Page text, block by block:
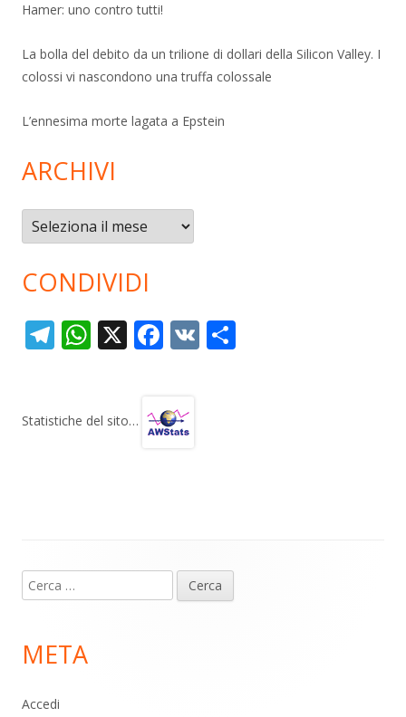
Hamer: uno contro tutti!
La bolla del debito da un trilione di dollari della Silicon Valley. I
colossi vi nascondono una truffa colossale
L’ennesima morte lagata a Epstein
ARCHIVI
Archivi
CONDIVIDI
T
gr
W
s
X F
b
V
Statistiche del sito…
piè
pagina
Ricerca
per:
META
Accedi